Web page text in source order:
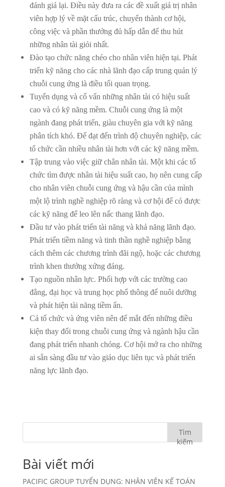
đánh giá lại. Điều này đưa ra các đề xuất giá trị nhân
viên hợp lý về mặt cấu trúc, chuyển thành cơ hội,
công việc và phần thưởng đủ hấp dẫn để thu hút
những nhân tài giỏi nhất.
Đào tạo chức năng chéo cho nhân viên hiện tại. Phát
triển kỹ năng cho các nhà lãnh đạo cấp trung quản lý
chuỗi cung ứng là điều tối quan trọng.
Tuyển dụng và cố vấn những nhân tài có hiệu suất
cao và có kỹ năng mềm. Chuỗi cung ứng là một
ngành đang phát triển, giàu chuyên gia với kỹ năng
phân tích khó. Để đạt đến trình độ chuyên nghiệp, các
tổ chức cần nhiều nhân tài hơn với các kỹ năng mềm.
Tập trung vào việc giữ chân nhân tài. Một khi các tổ
chức tìm được nhân tài hiệu suất cao, họ nên cung cấp
cho nhân viên chuỗi cung ứng và hậu cần của mình
một lộ trình nghề nghiệp rõ ràng và cơ hội để có được
các kỹ năng để leo lên nấc thang lãnh đạo.
Đầu tư vào phát triển tài năng và khả năng lãnh đạo.
Phát triển tiềm năng và tinh thần nghề nghiệp bằng
cách thêm các chương trình đãi ngộ, hoặc các chương
trình khen thưởng xứng đáng.
Tạo nguồn nhân lực. Phối hợp với các trường cao
đẳng, đại học và trung học phổ thông để nuôi dưỡng
và phát hiện tài năng tiềm ẩn.
Cả tổ chức và ứng viên nên để mắt đến những điều
kiện thay đổi trong chuỗi cung ứng và ngành hậu cần
đang phát triển nhanh chóng. Cơ hội mở ra cho những
ai sẵn sàng đầu tư vào giáo dục liên tục và phát triển
năng lực lãnh đạo.
Tìm
kiếm
Bài viết mới
PACIFIC GROUP TUYỂN DỤNG: NHÂN VIÊN KẾ TOÁN